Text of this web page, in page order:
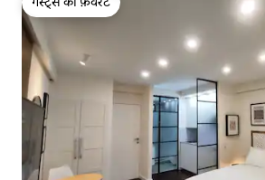
गेस्ट्स की फ़ेवरेट